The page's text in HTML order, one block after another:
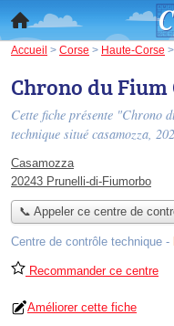
Accueil > Corse > Haute-Corse >
Chrono du Fium
Cette fiche présente "Chrono
technique situé casamozza,
Casamozza
20243 Prunelli-di-Fiumorbo
📞 Appeler ce centre de
Centre de contrôle technique -
Recommander ce centre
Améliorer cette fiche